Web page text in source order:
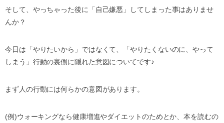
そして、やっちゃった後に「自己嫌悪」してしまった事はありませ
んか？
今日は「やりたいから」ではなくて、「やりたくないのに、やって
しまう」行動の裏側に隠れた意図についてです♪
まず人の行動には何らかの意図があります。
(例)ウォーキングなら健康増進やダイエットのためとか、本を読むの